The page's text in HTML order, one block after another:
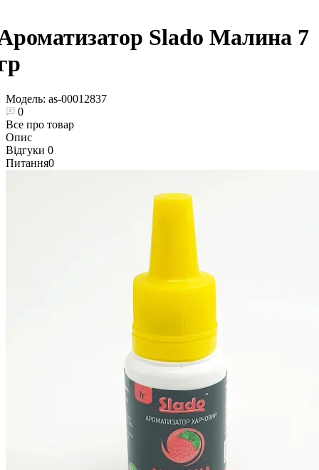
Slado Малина 7
Модель: as-00012837
0
Все про товар
Опис
Відгуки 0
Питання0